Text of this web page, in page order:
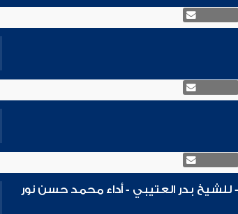
للشيخ بدر العتيبي - أداء محمد حسن نور